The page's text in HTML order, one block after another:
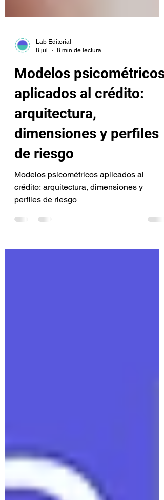
Lab Editorial
8 jul
8 min de lectura
Modelos psicométricos
aplicados al crédito:
arquitectura,
dimensiones y perfiles
de riesgo
crédito: arquitectura, dimensiones y
perfiles de riesgo